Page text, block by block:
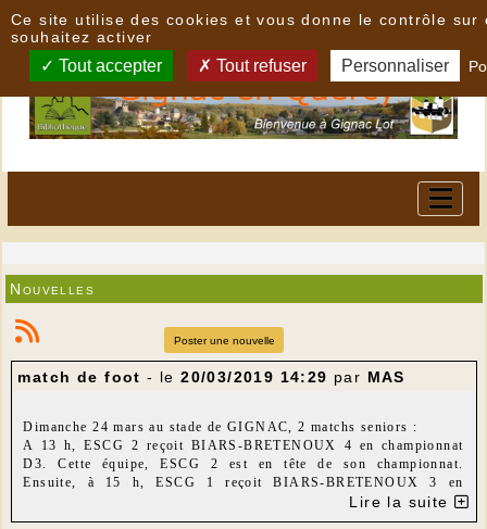
Nouvelles
Poster une nouvelle
match de foot - le20/03/2019 14:29 par MAS
Dimanche 24 mars au stade de GIGNAC, 2 matchs seniors :
A 13 h, ESCG 2 reçoit BIARS-BRETENOUX 4 en championnat
D3. Cette équipe, ESCG 2 est en tête de son championnat.
Ensuite, à 15 h, ESCG 1 reçoit BIARS-BRETENOUX 3 en
championnat D2. Cette équipe est à la quatrième place, à 1 point
du 3ème, à 2 points du second et à 4 points du 1er. Tout reste
Lire la suite
Ce site utilise des cookies et vous donne le contrôle sur
souhaitez activer
Tout accepter Tout refuser Personnaliser